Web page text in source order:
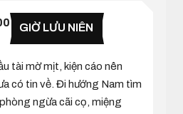
GIỜ LƯU NIÊN
tài mờ mịt, kiện cáo nên
có tin về. Đi hướng Nam tìm
ngừa cãi cọ, miệng